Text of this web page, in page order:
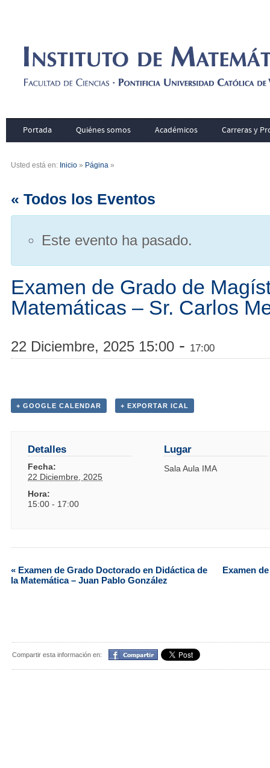
Portada Quiénes somos Académicos Carreras y
Usted está en: Inicio » Página »
« Todos los Eventos
Este evento ha pasado.
Examen de Grado de
Matemáticas – Sr. Carlos
22 Diciembre, 2025 15:00 - 17:00
+ GOOGLE CALENDAR + EXPORTAR ICAL
Detalles
Fecha:
22 Diciembre, 2025
Hora:
15:00 - 17:00
Lugar
Sala Aula IMA
Evento
Navegación
« Examen de Grado Doctorado en Didáctica de
la Matemática – Juan Pablo González
Examen
Compartir esta información en: Compartir